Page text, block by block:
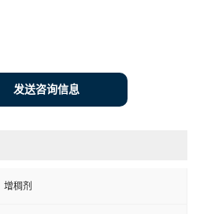
发送咨询信息
增稠剂